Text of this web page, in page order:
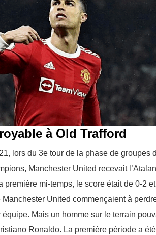
à Old Trafford
lors du 3e tour de la phase de groupes
Manchester United recevait
première mi-temps, le score était de 0-2 et
Manchester United commençaient à
Mais un homme sur le terrain
Ronaldo. La première période a été